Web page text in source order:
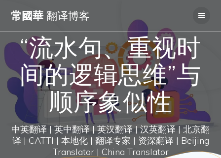
content
常國華翻译博客
“流水句、重视时
间的逻辑思维”与
顺序象似性
中英翻译 | 英中翻译 | 英汉翻译 | 汉英翻译 | 北京翻
译 | CATTI | 本地化 | 翻译专家 | 资深翻译 | Beijing
Translator | China Translator